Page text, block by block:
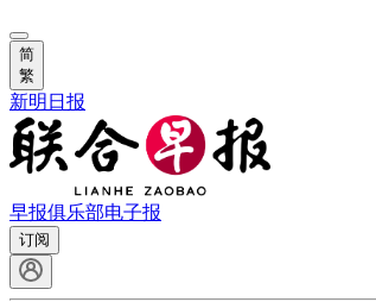
简
繁
新明日报
早报俱乐部电子报
订阅